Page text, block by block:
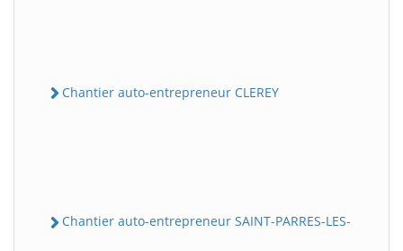
Chantier auto-entrepreneur CLEREY
Chantier auto-entrepreneur SAINT-PARRES-LES-